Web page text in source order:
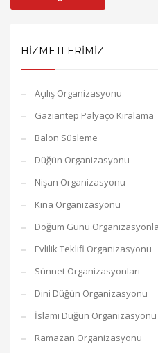
HIZMETLERIMIZ
Açılış Organizasyonu
Gaziantep Palyaço Kiralama
Balon Süsleme
Düğün Organizasyonu
Nişan Organizasyonu
Kına Organizasyonu
Doğum Günü
Evlilik Teklifi Organizasyonu
Sünnet Organizasyonları
Dini Düğün Organizasyonu
İslami Düğün Organizasyonu
Ramazan Organizasyonu